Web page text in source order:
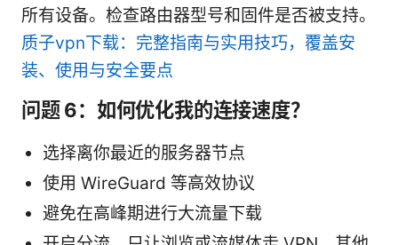
所有设备。检查路由器型号和固件是否被支持。
质子vpn下载：完整指南与实用技巧，覆盖安
装、使用与安全要点
问题 6：如何优化我的连接速度？
选择离你最近的服务器节点
使用 WireGuard 等高效协议
避免在高峰期进行大流量下载